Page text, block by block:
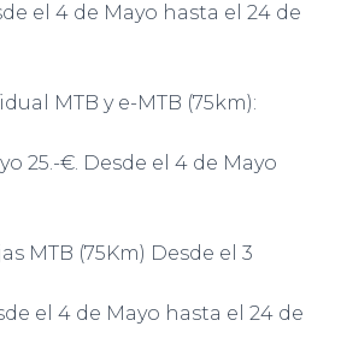
el 4 de Mayo hasta el 24 de
MTB y e-MTB (75km):
25.-€. Desde el 4 de Mayo
MTB (75Km) Desde el 3
el 4 de Mayo hasta el 24 de